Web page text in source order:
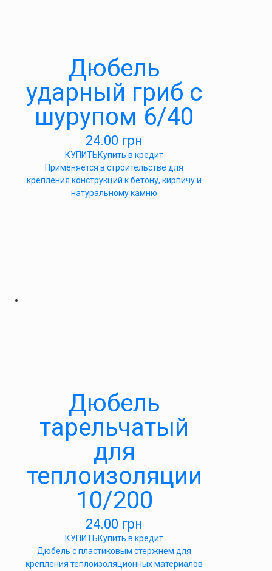
Дюбель
ударный гриб с
шурупом 6/40
24.00 грн
КУПИТЬКупить в кредит
Применяется в строительстве для
крепления конструкций к бетону, кирпичу и
натуральному камню
Дюбель
тарельчатый
для
теплоизоляции
10/200
24.00 грн
КУПИТЬКупить в кредит
Дюбель с пластиковым стержнем для
крепления теплоизоляционных материалов